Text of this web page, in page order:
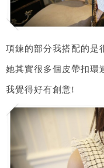
項鍊的部分我搭配的是
她其實很多個皮帶扣環
我覺得好有創意!